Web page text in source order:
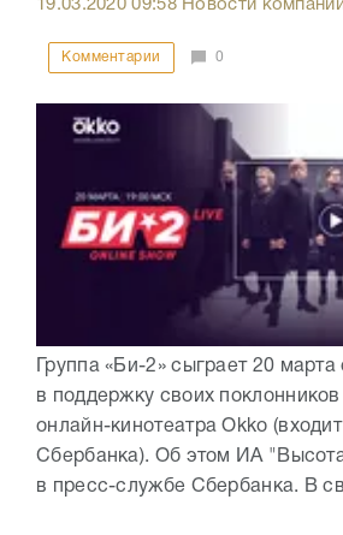
19.03.202009:58Новости
Комментарии 0
Группа «Би-2» сыграет 20
в поддержку своих
онлайн-кинотеатра Okko
Сбербанка). Об этом ИА
в пресс-службе Сбербанка. В